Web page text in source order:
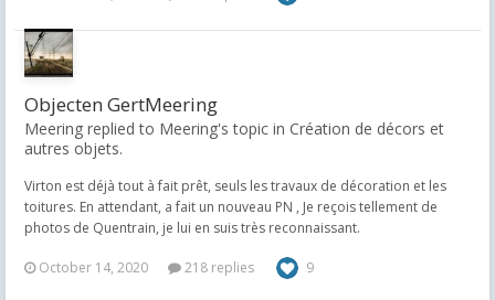
Objecten GertMeering
Meering replied to Meering's topic in Création de décors et
autres objets.
Virton est déjà tout à fait prêt, seuls les travaux de décoration et les
toitures. En attendant, a fait un nouveau PN , Je reçois tellement de
photos de Quentrain, je lui en suis très reconnaissant.
October 14, 2020 218 replies 9